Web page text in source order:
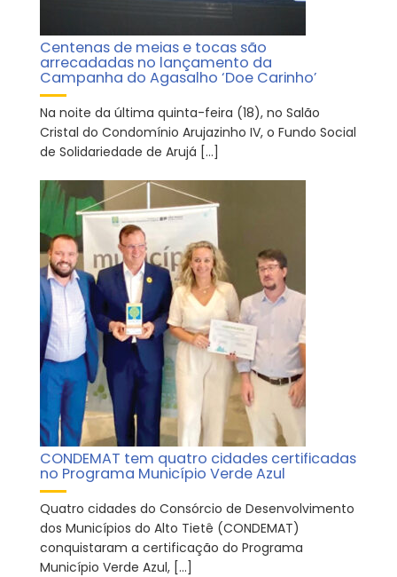
Centenas de meias e tocas são
arrecadadas no lançamento da
Campanha do Agasalho ‘Doe Carinho’
Na noite da última quinta-feira (18), no Salão
Cristal do Condomínio Arujazinho IV, o Fundo Social
de Solidariedade de Arujá […]
CONDEMAT tem quatro cidades certificadas
no Programa Município Verde Azul
Quatro cidades do Consórcio de Desenvolvimento
dos Municípios do Alto Tietê (CONDEMAT)
conquistaram a certificação do Programa
Município Verde Azul, […]